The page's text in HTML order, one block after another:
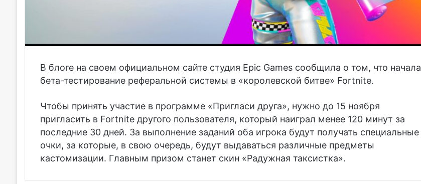
В блоге на своем официальном сайте студия Epic Games сообщила о том, что начала
бета-тестирование реферальной системы в «королевской битве» Fortnite.
Чтобы принять участие в программе «Пригласи друга», нужно до 15 ноября
пригласить в Fortnite другого пользователя, который наиграл менее 120 минут за
последние 30 дней. За выполнение заданий оба игрока будут получать специальные
очки, за которые, в свою очередь, будут выдаваться различные предметы
кастомизации. Главным призом станет скин «Радужная таксистка».